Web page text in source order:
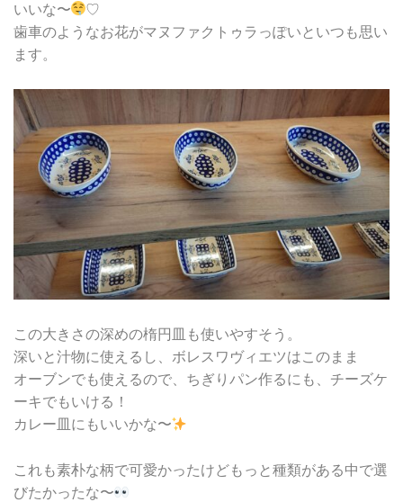
いいな〜
♡
歯車のようなお花がマヌファクトゥラっぽいといつも思い
ます。
この大きさの深めの楕円皿も使いやすそう。
深いと汁物に使えるし、ボレスワヴィエツはこのまま
オーブンでも使えるので、ちぎりパン作るにも、チーズケ
ーキでもいける！
カレー皿にもいいかな〜
これも素朴な柄で可愛かったけどもっと種類がある中で選
びたかったな〜